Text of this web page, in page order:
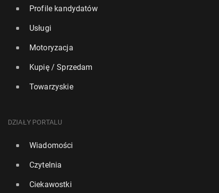
Profile kandydatów
Usługi
Motoryzacja
Kupię / Sprzedam
Towarzyskie
DZIAŁY PORTALU
Wiadomości
Czytelnia
Ciekawostki